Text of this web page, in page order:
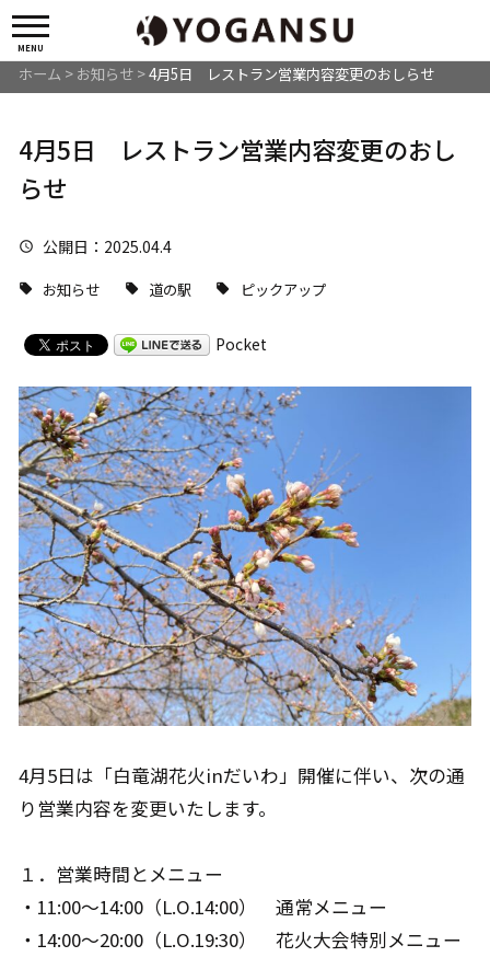
MENU
ホーム > お知らせ>4月5日 レストラン営業内容変更のおしらせ
4月5日 レストラン営業内容変更のおし
らせ
公開日 ：2025.04.4
お知らせ 道の駅 ピックアップ
Pocket
4月5日は「白竜湖花火inだいわ」開催に伴い、次の通
り営業内容を変更いたします。
１．営業時間とメニュー
・11:00～14:00（L.O.14:00） 通常メニュー
・14:00～20:00（L.O.19:30） 花火大会特別メニュー